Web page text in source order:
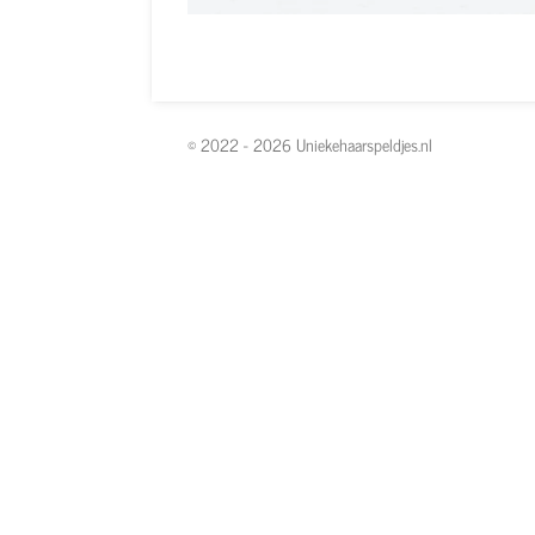
© 2022 - 2026 Uniekehaarspeldjes.nl